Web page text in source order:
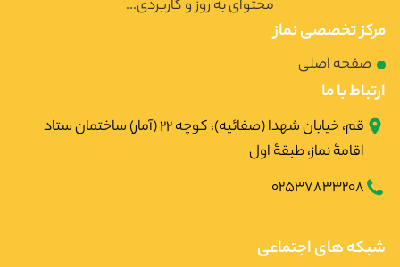
محتوای به روز و کاربردی...
مرکز تخصصی نماز
صفحه اصلی
ارتباط با ما
قم، خیابان شهدا (صفائیه)، کوچه ۲۲ (آمار) ساختمان ستاد
اقامۀ نماز، طبقۀ اول
02537833208
شبکه های اجتماعی